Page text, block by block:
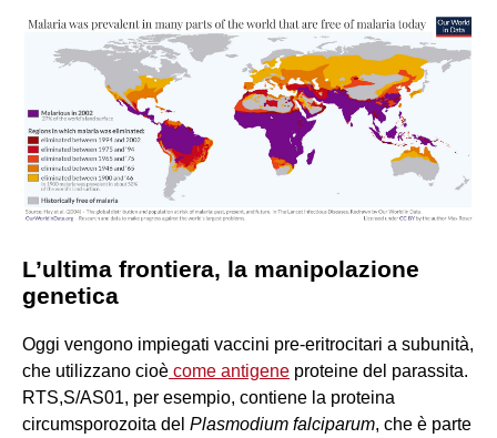
L’ultima frontiera, la manipolazione
genetica
Oggi vengono impiegati vaccini pre-eritrocitari a subunità,
che utilizzano cioè come antigene proteine del parassita.
RTS,S/AS01, per esempio, contiene la proteina
circumsporozoita del Plasmodium falciparum, che è parte